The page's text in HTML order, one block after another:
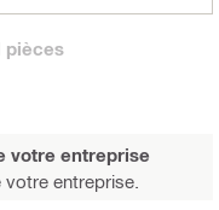
pièces
votre entreprise
entreprise.